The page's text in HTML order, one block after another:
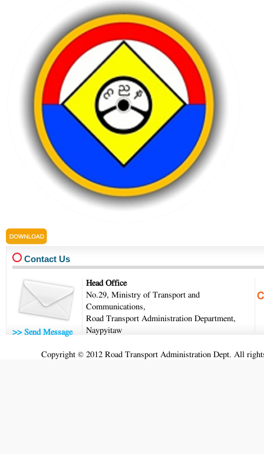
5-2026kama-3.pdf
Contact Us
>> Send Message
Head Office
No.29, Ministry of Transport and
Communications,
Road Transport Administration Department,
Naypyitaw
Copyright © 2012 Road Transport Administration Dept. All